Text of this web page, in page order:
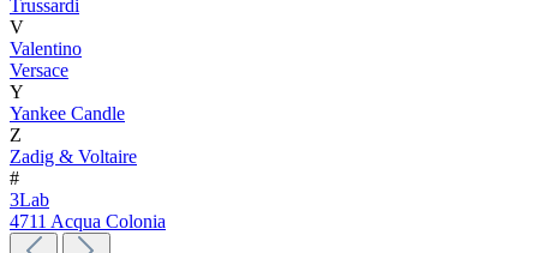
Trussardi
V
Valentino
Versace
Y
Yankee Candle
Z
Zadig & Voltaire
#
3Lab
4711 Acqua Colonia